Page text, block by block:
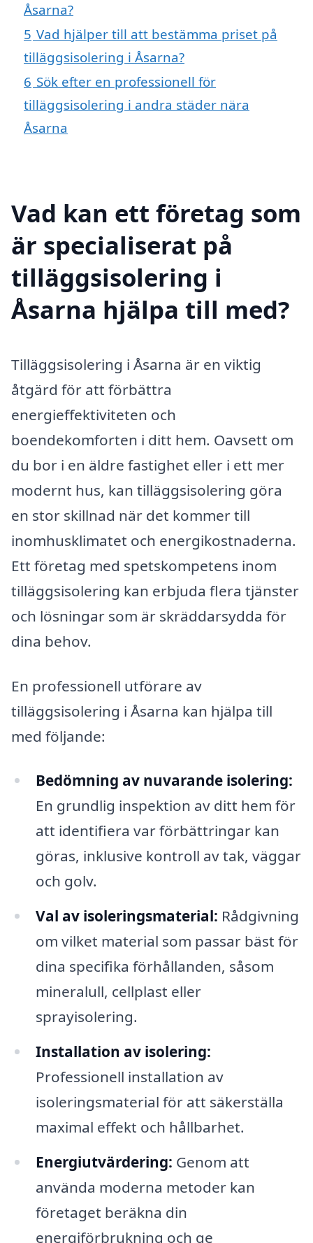
Åsarna?
5 Vad hjälper till att bestämma priset på
tilläggsisolering i Åsarna?
6 Sök efter en professionell för
tilläggsisolering i andra städer nära
Åsarna
Vad kan ett företag som
är specialiserat på
tilläggsisolering i
Åsarna hjälpa till med?
Tilläggsisolering i Åsarna är en viktig
åtgärd för att förbättra
energieffektiviteten och
boendekomforten i ditt hem. Oavsett om
du bor i en äldre fastighet eller i ett mer
modernt hus, kan tilläggsisolering göra
en stor skillnad när det kommer till
inomhusklimatet och energikostnaderna.
Ett företag med spetskompetens inom
tilläggsisolering kan erbjuda flera tjänster
och lösningar som är skräddarsydda för
dina behov.
En professionell utförare av
tilläggsisolering i Åsarna kan hjälpa till
med följande:
Bedömning av nuvarande isolering:
En grundlig inspektion av ditt hem för
att identifiera var förbättringar kan
göras, inklusive kontroll av tak, väggar
och golv.
Val av isoleringsmaterial: Rådgivning
om vilket material som passar bäst för
dina specifika förhållanden, såsom
mineralull, cellplast eller
sprayisolering.
Installation av isolering:
Professionell installation av
isoleringsmaterial för att säkerställa
maximal effekt och hållbarhet.
Energiutvärdering: Genom att
använda moderna metoder kan
företaget beräkna din
energiförbrukning och ge